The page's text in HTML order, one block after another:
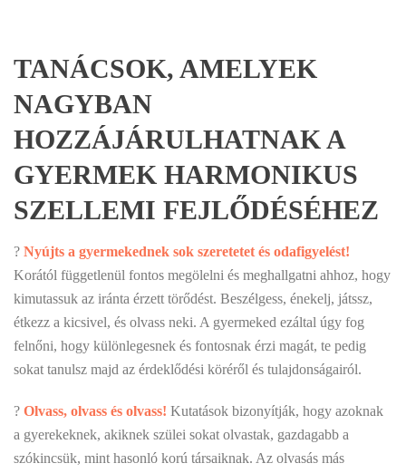
TANÁCSOK, AMELYEK
NAGYBAN
HOZZÁJÁRULHATNAK A
GYERMEK HARMONIKUS
SZELLEMI FEJLŐDÉSÉHEZ
? Nyújts a gyermekednek sok szeretetet és odafigyelést!
Korától függetlenül fontos megölelni és meghallgatni ahhoz, hogy
kimutassuk az iránta érzett törődést. Beszélgess, énekelj, játssz,
étkezz a kicsivel, és olvass neki. A gyermeked ezáltal úgy fog
felnőni, hogy különlegesnek és fontosnak érzi magát, te pedig
sokat tanulsz majd az érdeklődési köréről és tulajdonságairól.
? Olvass, olvass és olvass! Kutatások bizonyítják, hogy azoknak
a gyerekeknek, akiknek szülei sokat olvastak, gazdagabb a
szókincsük, mint hasonló korú társaiknak. Az olvasás más